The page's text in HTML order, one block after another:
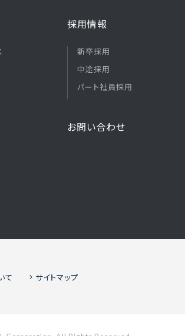
採用情報
新卒採用
中途採用
パート社員採用
お問い合わせ
て サイトマップ